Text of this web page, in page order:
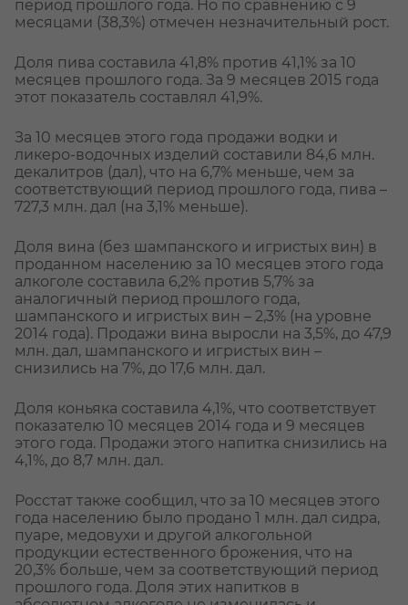
период прошлого года. Но по сравнению с 9
месяцами (38,3%) отмечен незначительный рост.
Доля пива составила 41,8% против 41,1% за 10
месяцев прошлого года. За 9 месяцев 2015 года
этот показатель составлял 41,9%.
За 10 месяцев этого года продажи водки и
ликеро-водочных изделий составили 84,6 млн.
декалитров (дал), что на 6,7% меньше, чем за
соответствующий период прошлого года, пива –
727,3 млн. дал (на 3,1% меньше).
Доля вина (без шампанского и игристых вин) в
проданном населению за 10 месяцев этого года
алкоголе составила 6,2% против 5,7% за
аналогичный период прошлого года,
шампанского и игристых вин – 2,3% (на уровне
2014 года). Продажи вина выросли на 3,5%, до 47,9
млн. дал, шампанского и игристых вин –
снизились на 7%, до 17,6 млн. дал.
Доля коньяка составила 4,1%, что соответствует
показателю 10 месяцев 2014 года и 9 месяцев
этого года. Продажи этого напитка снизились на
4,1%, до 8,7 млн. дал.
Росстат также сообщил, что за 10 месяцев этого
года населению было продано 1 млн. дал сидра,
пуаре, медовухи и другой алкогольной
продукции естественного брожения, что на
20,3% больше, чем за соответствующий период
прошлого года. Доля этих напитков в